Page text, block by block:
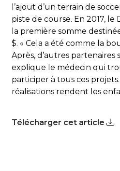
l’ajout d’un terrain de
piste de course. En 2017, le
la première somme
$. « Cela a été comme la
Après, d’au­tres partenaires
explique le médecin qui
participer à tous ces
réalisations rendent les
Télécharger cet article